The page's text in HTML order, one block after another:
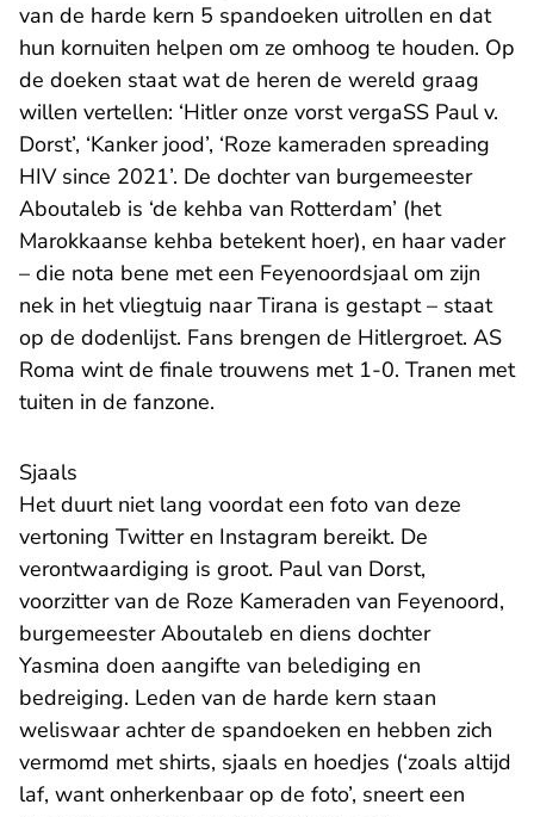
van de harde kern 5 spandoeken uitrollen en dat
hun kornuiten helpen om ze omhoog te houden. Op
de doeken staat wat de heren de wereld graag
willen vertellen: ‘Hitler onze vorst vergaSS Paul v.
Dorst’, ‘Kanker jood’, ‘Roze kameraden spreading
HIV since 2021’. De dochter van burgemeester
Aboutaleb is ‘de kehba van Rotterdam’ (het
Marokkaanse kehba betekent hoer), en haar vader
– die nota bene met een Feyenoordsjaal om zijn
nek in het vliegtuig naar Tirana is gestapt – staat
op de dodenlijst. Fans brengen de Hitlergroet. AS
Roma wint de finale trouwens met 1-0. Tranen met
tuiten in de fanzone.
Sjaals
Het duurt niet lang voordat een foto van deze
vertoning Twitter en Instagram bereikt. De
verontwaardiging is groot. Paul van Dorst,
voorzitter van de Roze Kameraden van Feyenoord,
burgemeester Aboutaleb en diens dochter
Yasmina doen aangifte van belediging en
bedreiging. Leden van de harde kern staan
weliswaar achter de spandoeken en hebben zich
vermomd met shirts, sjaals en hoedjes (‘zoals altijd
laf, want onherkenbaar op de foto’, sneert een